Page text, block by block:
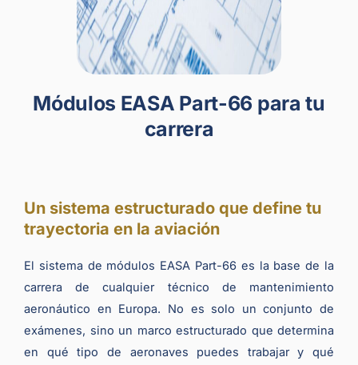
Módulos EASA Part-66 para tu
carrera
Un sistema estructurado que define tu
trayectoria en la aviación
El sistema de módulos EASA Part-66 es la base de la
carrera de cualquier técnico de mantenimiento
aeronáutico en Europa. No es solo un conjunto de
exámenes, sino un marco estructurado que determina
en qué tipo de aeronaves puedes trabajar y qué